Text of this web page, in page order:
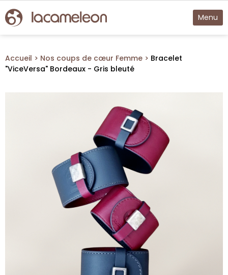
Menu
Accueil Nos coups de cœur Femme
Bracelet
"ViceVersa" Bordeaux - Gris bleuté